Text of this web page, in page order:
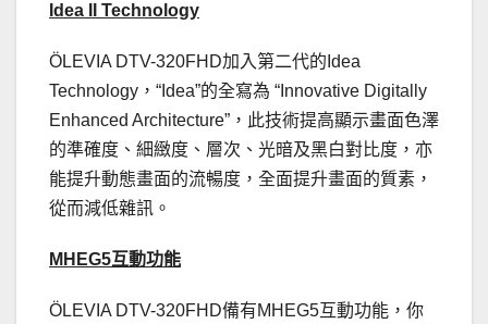
Idea II Technology
ÖLEVIA DTV-320FHD加入第二代的Idea
Technology，“Idea”的全寫為 “Innovative Digitally
Enhanced Architecture”，此技術提高顯示畫面色澤
的準確度、細緻度、層次、光暗及黑白對比度，亦
能提升動態畫面的流暢度，全面提升畫面的質素，
從而減低雜訊。
MHEG5互動功能
ÖLEVIA DTV-320FHD備有MHEG5互動功能，你